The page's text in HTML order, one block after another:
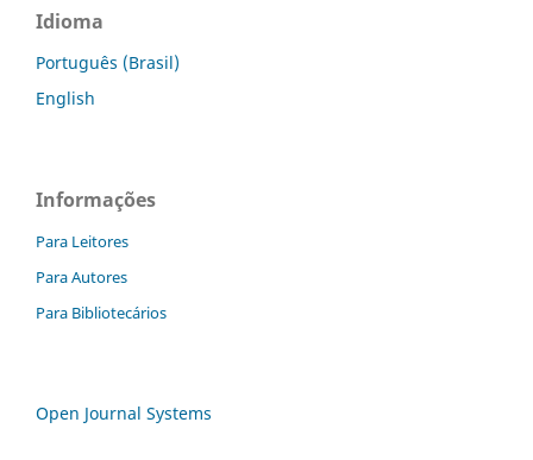
Idioma
Português (Brasil)
English
Informações
Para Leitores
Para Autores
Para Bibliotecários
Open Journal Systems